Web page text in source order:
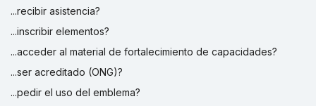
...recibir asistencia?
...inscribir elementos?
...acceder al material de fortalecimiento de capacidades?
...ser acreditado (ONG)?
...pedir el uso del emblema?